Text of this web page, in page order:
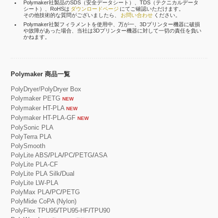
Polymaker社製品のSDS（安全データシート）、TDS（テクニカルデータ
シート）、RoHSは ダウンロードページ にてご確認いただけます。
その他技術的な質問がございましたら、
お問い合わせ ください。
Polymaker社製フィラメントを使用中、万が一、3Dプリンター機器に破損
や故障があった場合、当社は3Dプリンター機器に対して一切の責任を負い
かねます。
Polymaker 商品一覧
PolyDryer/PolyDryer Box
Polymaker PETG NEW
Polymaker HT-PLA NEW
Polymaker HT-PLA-GF NEW
PolySonic PLA
PolyTerra PLA
PolySmooth
PolyLite ABS/PLA/PC/PETG/ASA
PolyLite PLA-CF
PolyLite PLA Silk/Dual
PolyLite LW-PLA
PolyMax PLA/PC/PETG
PolyMide CoPA (Nylon)
PolyFlex TPU95/TPU95-HF/TPU90